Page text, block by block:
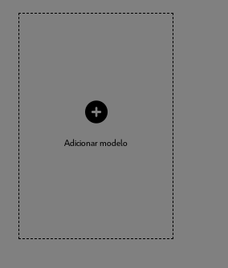
Adicionar modelo